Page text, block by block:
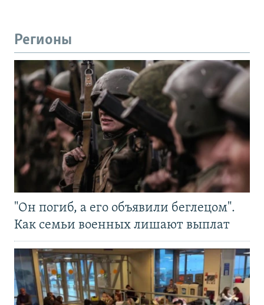
Регионы
"Он погиб, а его объявили беглецом".
Как семьи военных лишают выплат